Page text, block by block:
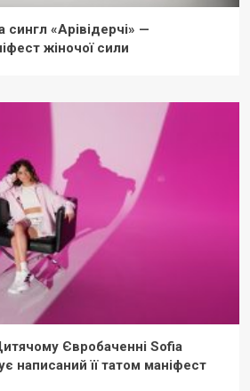
сингл «Арівідерчі» —
жіночої сили
Євробаченні Sofia
написаний її татом маніфест